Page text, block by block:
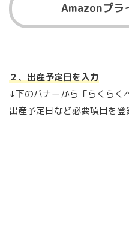
Amazonプラ
２、出産予定日を入力
↓下のバナーから「らくらく
出産予定日など必要項目を登